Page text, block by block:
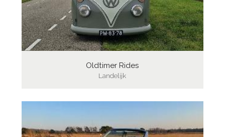
Oldtimer Rides
Landelijk